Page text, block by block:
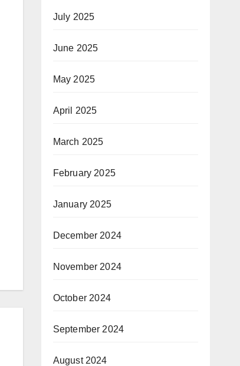
July 2025
June 2025
May 2025
April 2025
March 2025
February 2025
January 2025
December 2024
November 2024
October 2024
September 2024
August 2024